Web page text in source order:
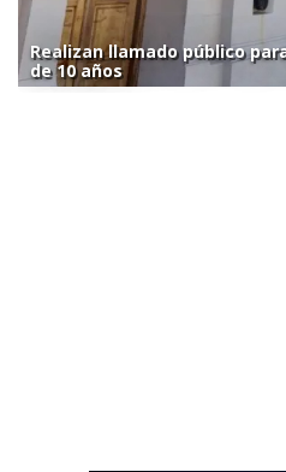
Realizan llamado público
de 10 años